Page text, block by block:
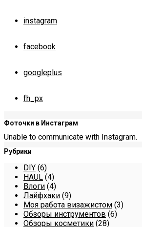
instagram
facebook
googleplus
fh_px
Фоточки в Инстаграм
Unable to communicate with Instagram.
Рубрики
DIY (6)
HAUL (4)
Влоги (4)
Лайфхаки (9)
Моя работа визажистом (3)
Обзоры инструментов (6)
Обзоры косметики (28)